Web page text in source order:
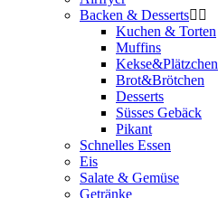
Backen & Desserts
Kuchen & Torten
Muffins
Kekse&Plätzchen
Brot&Brötchen
Desserts
Süsses Gebäck
Pikant
Schnelles Essen
Eis
Salate & Gemüse
Getränke